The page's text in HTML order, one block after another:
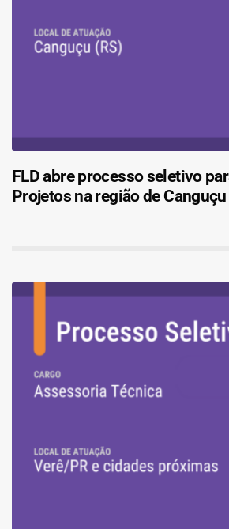
FLD abre processo seletivo
Projetos na região de Canguçu